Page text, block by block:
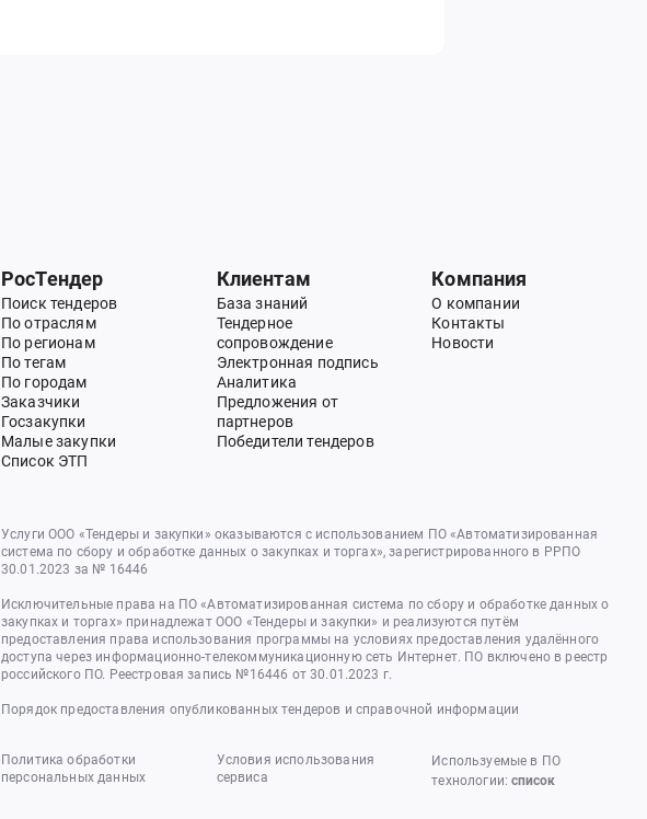
РосТендер
Поиск тендеров
По отраслям
По регионам
По тегам
По городам
Заказчики
Госзакупки
Малые закупки
Список ЭТП
Клиентам
База знаний
Тендерное
сопровождение
Электронная подпись
Аналитика
Предложения от
партнеров
Победители тендеров
Компания
О компании
Контакты
Новости
Услуги ООО «Тендеры и закупки» оказываются с использованием ПО «Автоматизированная
система по сбору и обработке данных о закупках и торгах», зарегистрированного в РРПО
30.01.2023 за № 16446
Исключительные права на ПО «Автоматизированная система по сбору и обработке данных о
закупках и торгах» принадлежат ООО «Тендеры и закупки» и реализуются путём
предоставления права использования программы на условиях предоставления удалённого
доступа через информационно-телекоммуникационную сеть Интернет. ПО включено в реестр
российского ПО. Реестровая запись №16446 от 30.01.2023 г.
Порядок предоставления опубликованных тендеров и справочной информации
Политика обработки
персональных данных
Условия использования
сервиса
Используемые в ПО
технологии:список